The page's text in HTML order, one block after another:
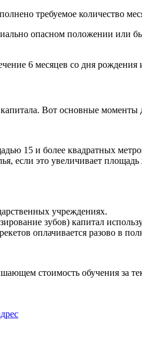
требуемое количество
опасном положении или
6 месяцев со дня
Вот основные моменты
15 и более квадратных
если это увеличивает
учреждениях.
зубов) капитал
оплачивается разово в
стоимость обучения за